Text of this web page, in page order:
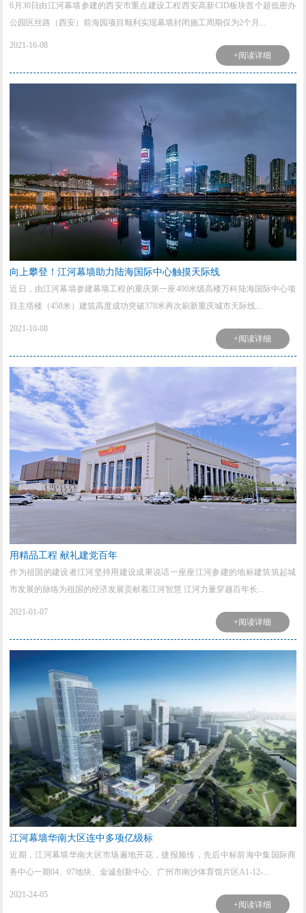
6月30日由江河幕墙参建的西安市重点建设工程西安高新CID板块首个超低密办
公园区丝路（西安）前海园项目顺利实现幕墙封闭施工周期仅为2个月...
2021-16-08
+阅读详细
向上攀登！江河幕墙助力陆海国际中心触摸天际线
近日，由江河幕墙参建幕墙工程的重庆第一座400米级高楼万科陆海国际中心项
目主塔楼（458米）建筑高度成功突破378米再次刷新重庆城市天际线...
2021-10-08
+阅读详细
用精品工程 献礼建党百年
作为祖国的建设者江河坚持用建设成果说话一座座江河参建的地标建筑筑起城
市发展的脉络为祖国的经济发展贡献着江河智慧 江河力量穿越百年长...
2021-01-07
+阅读详细
江河幕墙华南大区连中多项亿级标
近期，江河幕墙华南大区市场遍地开花，捷报频传，先后中标前海中集国际商
务中心一期04、07地块、金诚创新中心、广州市南沙体育馆片区A1-12-...
2021-24-05
+阅读详细